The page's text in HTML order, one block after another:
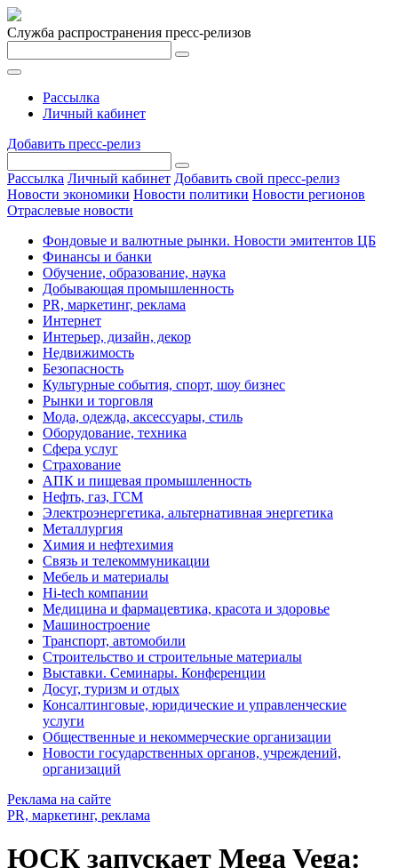
Служба распространения пресс-релизов
Рассылка
Личный кабинет
Добавить пресс-релиз
Рассылка Личный кабинет Добавить свой пресс-релиз
Новости экономики Новости политики Новости регионов
Отраслевые новости
Фондовые и валютные рынки. Новости эмитентов ЦБ
Финансы и банки
Обучение, образование, наука
Добывающая промышленность
PR, маркетинг, реклама
Интернет
Интерьер, дизайн, декор
Недвижимость
Безопасность
Культурные события, спорт, шоу бизнес
Рынки и торговля
Мода, одежда, аксессуары, стиль
Оборудование, техника
Сфера услуг
Страхование
АПК и пищевая промышленность
Нефть, газ, ГСМ
Электроэнергетика, альтернативная энергетика
Металлургия
Химия и нефтехимия
Связь и телекоммуникации
Мебель и материалы
Hi-tech компании
Медицина и фармацевтика, красота и здоровье
Машиностроение
Транспорт, автомобили
Строительство и строительные материалы
Выставки. Семинары. Конференции
Досуг, туризм и отдых
Консалтинговые, юридические и управленческие
услуги
Общественные и некоммерческие организации
Новости государственных органов, учреждений,
организаций
Реклама на сайте
PR, маркетинг, реклама
ЮСК запускает Mega Vega: